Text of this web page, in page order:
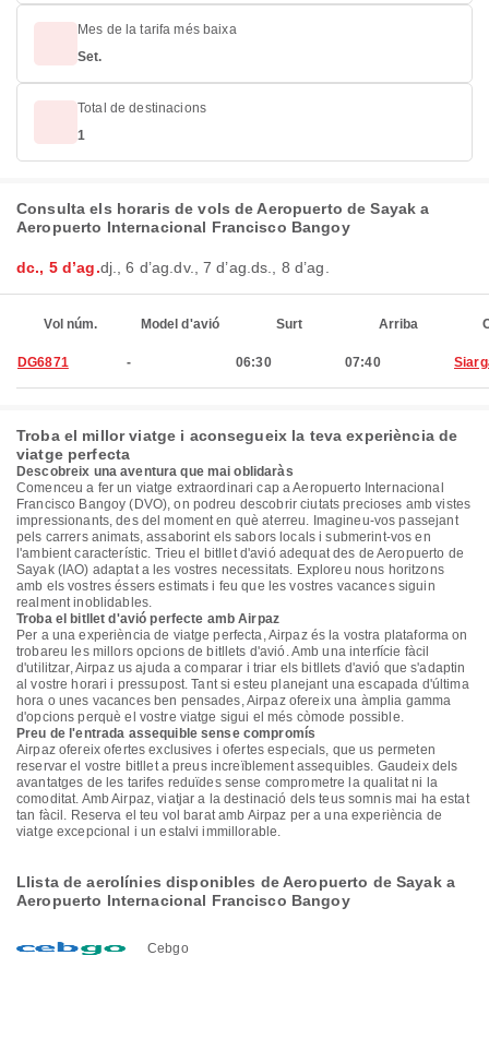
Mes de la tarifa més baixa
Set.
Total de destinacions
1
Consulta els horaris de vols de Aeropuerto de Sayak a
Aeropuerto Internacional Francisco Bangoy
dc., 5 d’ag.dj., 6 d’ag.dv., 7 d’ag.ds., 8 d’ag.
Vol núm. Model d'avió Surt Arriba
DG6871 - 06:30 07:40
Troba el millor viatge i aconsegueix la teva experiència de
viatge perfecta
Descobreix una aventura que mai oblidaràs
Comenceu a fer un viatge extraordinari cap a Aeropuerto Internacional
Francisco Bangoy (DVO), on podreu descobrir ciutats precioses amb vistes
impressionants, des del moment en què aterreu. Imagineu-vos passejant
pels carrers animats, assaborint els sabors locals i submerint-vos en
l'ambient característic. Trieu el bitllet d'avió adequat des de Aeropuerto de
Sayak (IAO) adaptat a les vostres necessitats. Exploreu nous horitzons
amb els vostres éssers estimats i feu que les vostres vacances siguin
realment inoblidables.
Troba el bitllet d'avió perfecte amb Airpaz
Per a una experiència de viatge perfecta, Airpaz és la vostra plataforma on
trobareu les millors opcions de bitllets d'avió. Amb una interfície fàcil
d'utilitzar, Airpaz us ajuda a comparar i triar els bitllets d'avió que s'adaptin
al vostre horari i pressupost. Tant si esteu planejant una escapada d'última
hora o unes vacances ben pensades, Airpaz ofereix una àmplia gamma
d'opcions perquè el vostre viatge sigui el més còmode possible.
Preu de l'entrada assequible sense compromís
Airpaz ofereix ofertes exclusives i ofertes especials, que us permeten
reservar el vostre bitllet a preus increïblement assequibles. Gaudeix dels
avantatges de les tarifes reduïdes sense comprometre la qualitat ni la
comoditat. Amb Airpaz, viatjar a la destinació dels teus somnis mai ha estat
tan fàcil. Reserva el teu vol barat amb Airpaz per a una experiència de
viatge excepcional i un estalvi immillorable.
Llista de aerolínies disponibles de Aeropuerto de Sayak a
Aeropuerto Internacional Francisco Bangoy
Cebgo